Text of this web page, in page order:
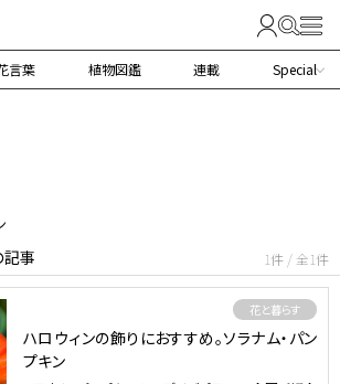
言葉 植物図鑑 連載 Special
記事 1件 / 全1件
花と暮らす
ハロウィンの飾りにおすすめ。ソラナム・パン
プキン